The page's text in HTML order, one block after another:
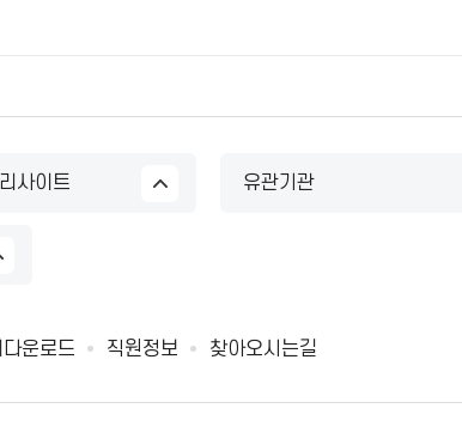
사이트 유관기관
다운로드 직원정보 찾아오시는길